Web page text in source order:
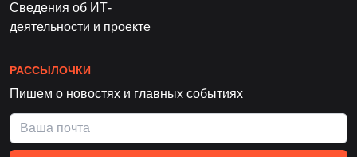
Сведения об ИТ-
деятельности и проекте
РАССЫЛОЧКИ
Пишем о новостях и главных событиях